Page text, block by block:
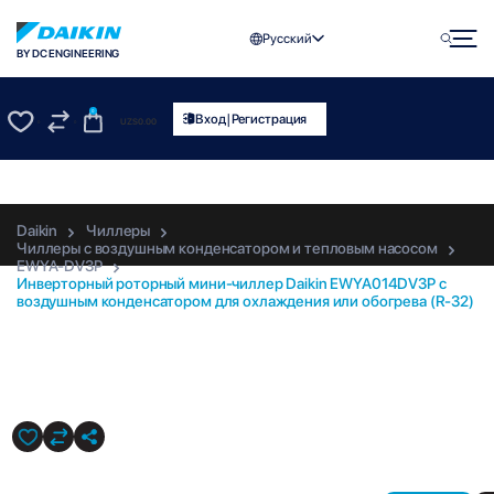
BY DC ENGINEERING
Русский
0
UZS0.00 Вход|Регистрация
Daikin
Чиллеры
Чиллеры с воздушным конденсатором и тепловым насосом
EWYA-DV3P
Инверторный роторный мини-чиллер Daikin EWYA014DV3P с
воздушным конденсатором для охлаждения или обогрева (R-32)